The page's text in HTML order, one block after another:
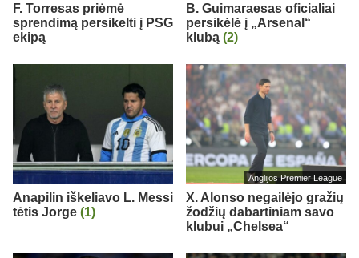
F. Torresas priėmė
sprendimą persikelti į PSG
ekipą
B. Guimaraesas oficialiai
persikėlė į „Arsenal“
klubą (2)
Anapilin iškeliavo L. Messi
tėtis Jorge (1)
Anglijos Premier League
X. Alonso negailėjo gražių
žodžių dabartiniam savo
klubui „Chelsea“